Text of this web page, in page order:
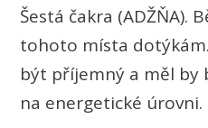
Šestá čakra (ADŽŇA).
tohoto místa
být příjemný a měl by
na energetické